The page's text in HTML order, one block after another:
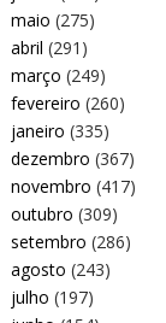
maio (275)
abril (291)
março (249)
fevereiro (260)
janeiro (335)
dezembro (367)
novembro (417)
outubro (309)
setembro (286)
agosto (243)
julho (197)